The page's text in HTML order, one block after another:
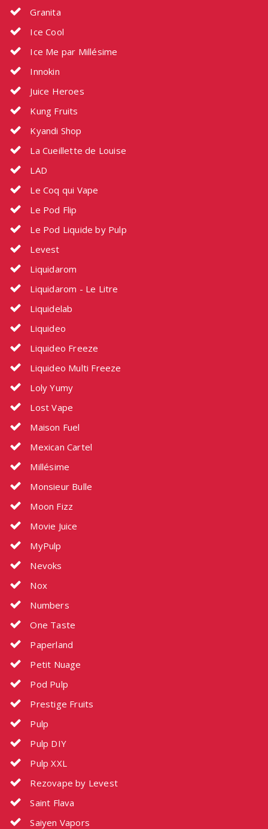
Granita
Ice Cool
Ice Me par Millésime
Innokin
Juice Heroes
Kung Fruits
Kyandi Shop
La Cueillette de Louise
LAD
Le Coq qui Vape
Le Pod Flip
Le Pod Liquide by Pulp
Levest
Liquidarom
Liquidarom - Le Litre
Liquidelab
Liquideo
Liquideo Freeze
Liquideo Multi Freeze
Loly Yumy
Lost Vape
Maison Fuel
Mexican Cartel
Millésime
Monsieur Bulle
Moon Fizz
Movie Juice
MyPulp
Nevoks
Nox
Numbers
One Taste
Paperland
Petit Nuage
Pod Pulp
Prestige Fruits
Pulp
Pulp DIY
Pulp XXL
Rezovape by Levest
Saint Flava
Saiyen Vapors